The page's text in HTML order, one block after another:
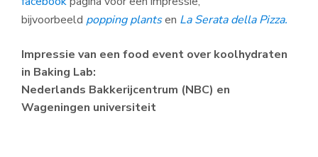
bijvoorbeeld popping plantsen La Serata della Pizza.
Impressie van een food event over koolhydraten
in Baking Lab:
Nederlands Bakkerijcentrum (NBC) en
Wageningen universiteit